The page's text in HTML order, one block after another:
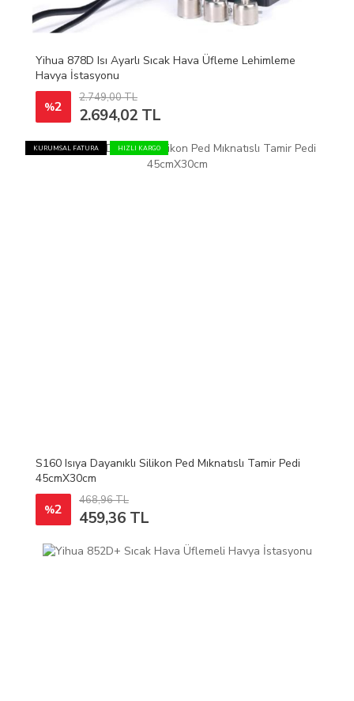
Yihua 878D Isı Ayarlı Sıcak Hava Üfleme Lehimleme
Havya İstasyonu
%2
2.749,00 TL
2.694,02 TL
KURUMSAL FATURA HIZLI KARGO
S160 Isıya Dayanıklı Silikon Ped Mıknatıslı Tamir Pedi
45cmX30cm
%2
468,96 TL
459,36 TL